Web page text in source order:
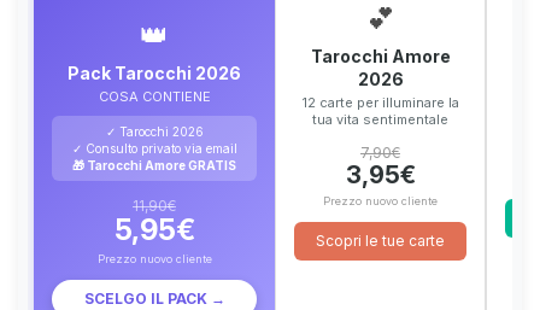
👑
Pack Tarocchi 2026
COSA CONTIENE
✓ Tarocchi 2026
✓ Consulto privato via email
🎁 Tarocchi Amore GRATIS
11,90€
5,95€
Prezzo nuovo cliente
SCELGO IL PACK →
💕
Tarocchi Amore
2026
12 carte per illuminare la
tua vita sentimentale
7,90€
3,95€
Prezzo nuovo cliente
Scopri le tue carte